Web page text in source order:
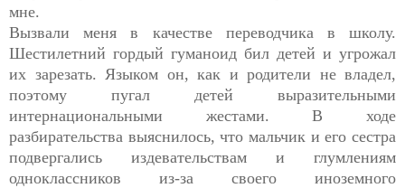
мне.
Вызвали меня в качестве переводчика в школу.
Шестилетний гордый гуманоид бил детей и угрожал
их зарезать. Языком он, как и родители не владел,
поэтому пугал детей выразительными
интернациональными жестами. В ходе
разбирательства выяснилось, что мальчик и его сестра
подвергались издевательствам и глумлениям
одноклассников из-за своего иноземного